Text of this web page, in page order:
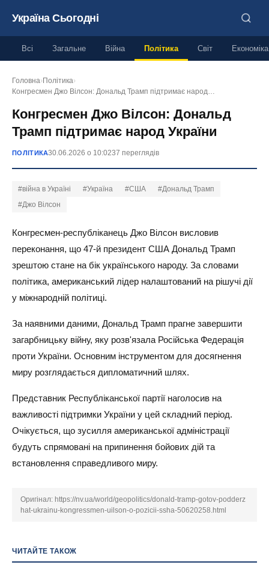
Україна Сьогодні
Всі Загальне Війна Політика Світ Економіка
Головна› Політика›
Конгресмен Джо Вілсон: Дональд Трамп підтримає народ…
Конгресмен Джо Вілсон: Дональд
Трамп підтримає народ України
ПОЛІТИКА30.06.2026 о 10:0237 переглядів
#війна в Україні #Україна #США
#Дональд Трамп
#Джо Вілсон
Конгресмен-республіканець Джо Вілсон висловив
переконання, що 47-й президент США Дональд Трамп
зрештою стане на бік українського народу. За словами
політика, американський лідер налаштований на рішучі дії
у міжнародній політиці.
За наявними даними, Дональд Трамп прагне завершити
загарбницьку війну, яку розв'язала Російська Федерація
проти України. Основним інструментом для досягнення
миру розглядається дипломатичний шлях.
Представник Республіканської партії наголосив на
важливості підтримки України у цей складний період.
Очікується, що зусилля американської адміністрації
будуть спрямовані на припинення бойових дій та
встановлення справедливого миру.
Оригінал: https://nv.ua/world/geopolitics/donald-tramp-gotov-podderz
hat-ukrainu-kongressmen-uilson-o-pozicii-ssha-50620258.html
ЧИТАЙТЕ ТАКОЖ